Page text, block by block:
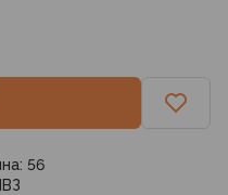
56